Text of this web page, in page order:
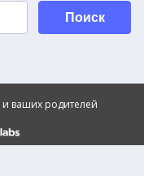
Поиск
ваших родителей